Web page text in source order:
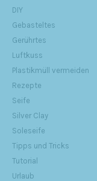
DIY
Gebasteltes
Gerührtes
Luftkuss
Plastikmüll vermeiden
Rezepte
Seife
Silver Clay
Soleseife
Tipps und Tricks
Tutorial
Urlaub